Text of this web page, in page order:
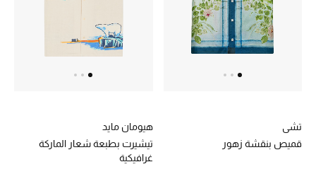
خصم حتى 70%
تشي
قميص بنقشة زهور
هيومان مايد
تيشيرت بطبعة شعار الماركة
غرافيكية